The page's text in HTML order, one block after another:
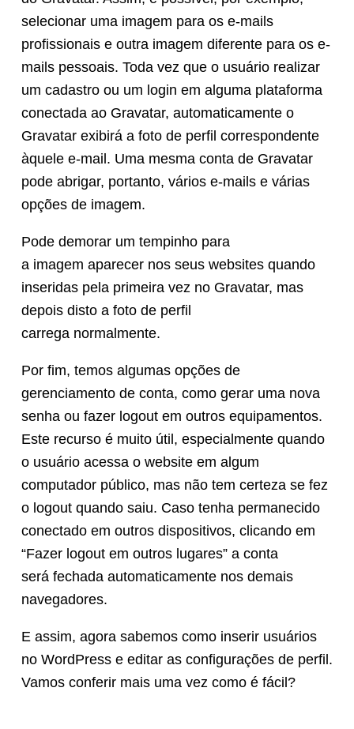
selecionar uma imagem para os e-mails
profissionais e outra imagem diferente para os e-
mails pessoais. Toda vez que o usuário realizar
um cadastro ou um login em alguma plataforma
conectada ao Gravatar, automaticamente o
Gravatar exibirá a foto de perfil correspondente
àquele e-mail. Uma mesma conta de Gravatar
pode abrigar, portanto, vários e-mails e várias
opções de imagem.
Pode demorar um tempinho para
a imagem aparecer nos seus websites quando
inseridas pela primeira vez no Gravatar, mas
depois disto a foto de perfil
carrega normalmente.
Por fim, temos algumas opções de
gerenciamento de conta, como gerar uma nova
senha ou fazer logout em outros equipamentos.
Este recurso é muito útil, especialmente quando
o usuário acessa o website em algum
computador público, mas não tem certeza se fez
o logout quando saiu. Caso tenha permanecido
conectado em outros dispositivos, clicando em
“Fazer logout em outros lugares” a conta
será fechada automaticamente nos demais
navegadores.
E assim, agora sabemos como inserir usuários
no WordPress e editar as configurações de perfil.
Vamos conferir mais uma vez como é fácil?